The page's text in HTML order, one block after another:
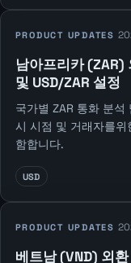
PRODUCT UPDATES
남아프리카 (ZAR)
및 USD/ZAR 설정
국가별 ZAR 통화 분석
시 시점 및 거래자를위
함합니다.
USD
PRODUCT UPDATES
베트남 (VND) 외